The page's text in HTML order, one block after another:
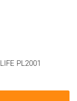
PL2001